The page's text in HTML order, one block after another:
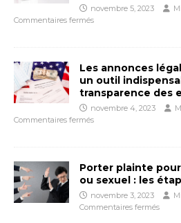
novembre 5, 2023
Commentaires fermés
Les annonces
un outil
transparence des
novembre 4, 2023
Commentaires fermés
Porter plainte
ou sexuel : les
novembre 3, 2023
Commentaires fermés